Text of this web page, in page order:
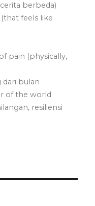
berbeda)
feels like
pain (physically,
dari bulan
of the world
resiliensi